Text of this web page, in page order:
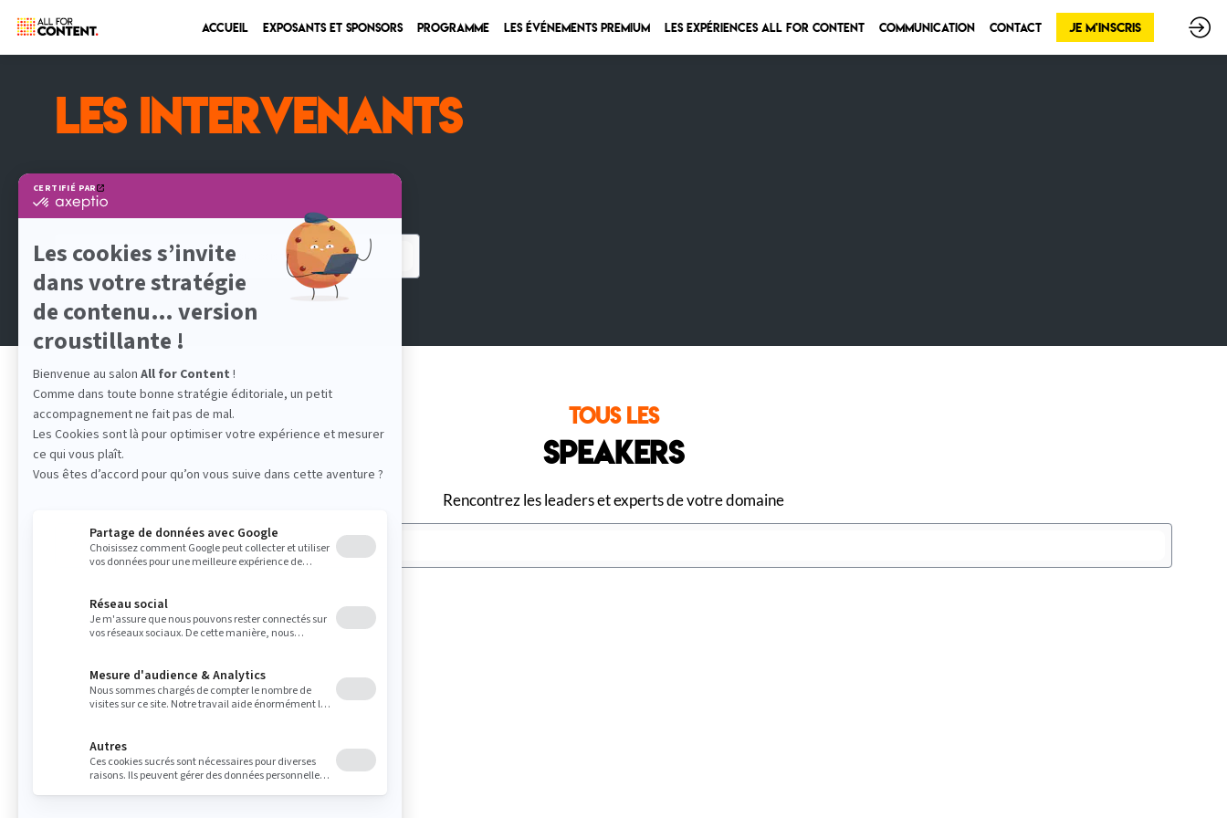
Accueil Exposants et sponsors Programme Les Événements Premium Les expériences All for Content Communication Contact Je m'inscris
LES INTERVENANTS
Tous les
Speakers
Rencontrez les leaders et experts de votre domaine